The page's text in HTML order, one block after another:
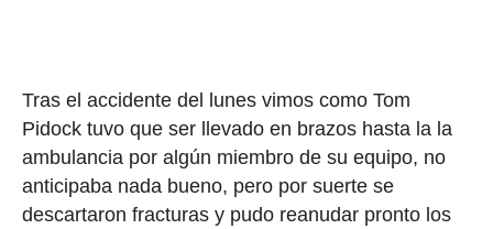
Tras el accidente del lunes vimos como Tom
Pidock tuvo que ser llevado en brazos hasta la la
ambulancia por algún miembro de su equipo, no
anticipaba nada bueno, pero por suerte se
descartaron fracturas y pudo reanudar pronto los